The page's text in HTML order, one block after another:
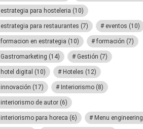
estrategia para hosteleria (10)
estrategia para restaurantes (7) eventos (10)
formacion en estrategia (10) formación (7)
Gastromarketing (14) Gestión (7)
hotel digital (10) Hoteles (12)
innovación (17) Interiorismo (8)
interiorismo de autor (6)
interiorismo para horeca (6) Menu engineering